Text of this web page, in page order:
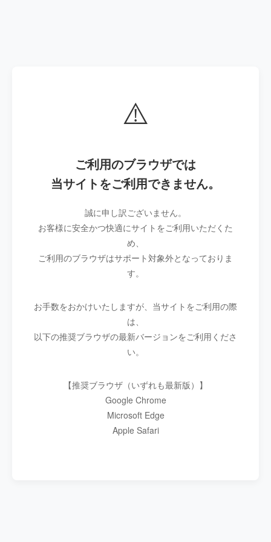
⚠️
ご利用のブラウザでは
当サイトをご利用できません。
誠に申し訳ございません。
お客様に安全かつ快適にサイトをご利用いただくた
め、
ご利用のブラウザはサポート対象外となっておりま
す。
お手数をおかけいたしますが、当サイトをご利用の際
は、
以下の推奨ブラウザの最新バージョンをご利用くださ
い。
【推奨ブラウザ（いずれも最新版）】
Google Chrome
Microsoft Edge
Apple Safari